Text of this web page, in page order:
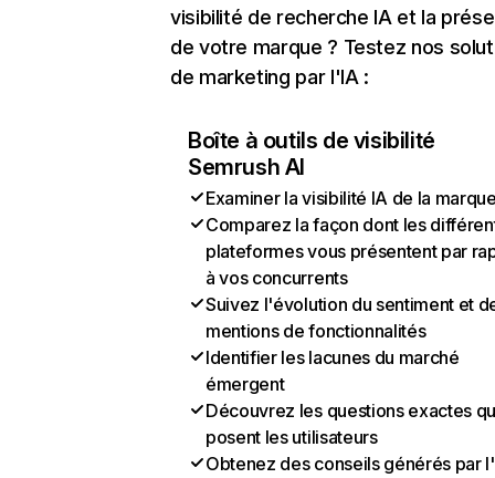
visibilité de recherche IA et la
de votre marque ? Testez nos
de marketing par l'IA :
Boîte à outils de visibilité
Semrush AI
Examiner la visibilité IA de la
Comparez la façon dont les
plateformes vous présentent par
à vos concurrents
Suivez l'évolution du sentiment et
mentions de fonctionnalités
Identifier les lacunes du marché
émergent
Découvrez les questions exactes
posent les utilisateurs
Obtenez des conseils générés par